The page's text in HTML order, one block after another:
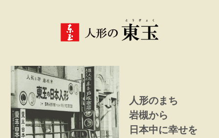
人形のまち
岩槻から
日本中に幸せを